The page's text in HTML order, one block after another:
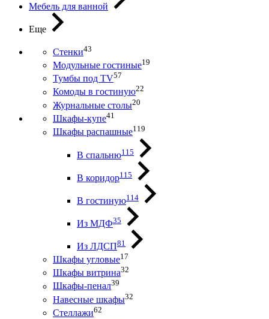
Мебель для ванной
Еще
Стенки43
Модульные гостиные19
Тумбы под ТV57
Комоды в гостиную22
Журнальные столы20
Шкафы-купе41
Шкафы распашные119
В спальню115
В коридор115
В гостиную114
Из МДФ35
Из ЛДСП81
Шкафы угловые17
Шкафы витрина32
Шкафы-пенал39
Навесные шкафы32
Стеллажи62